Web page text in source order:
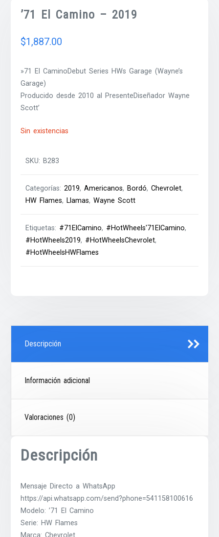
’71 El Camino – 2019
$1,887.00
»71 El CaminoDebut Series HWs Garage (Wayne’s
Garage)
Producido desde 2010 al PresenteDiseñador Wayne
Scott’
Sin existencias
SKU: B283
Categorías:2019,Americanos, Bordó,Chevrolet,
HW Flames, Llamas,Wayne Scott
Etiquetas: #71ElCamino, #HotWheels'71ElCamino,
#HotWheels2019, #HotWheelsChevrolet,
#HotWheelsHWFlames
Descripción
Información adicional
Valoraciones (0)
Descripción
Mensaje Directo a WhatsApp
https://api.whatsapp.com/send?phone=541158100616
Modelo: ’71 El Camino
Serie: HW Flames